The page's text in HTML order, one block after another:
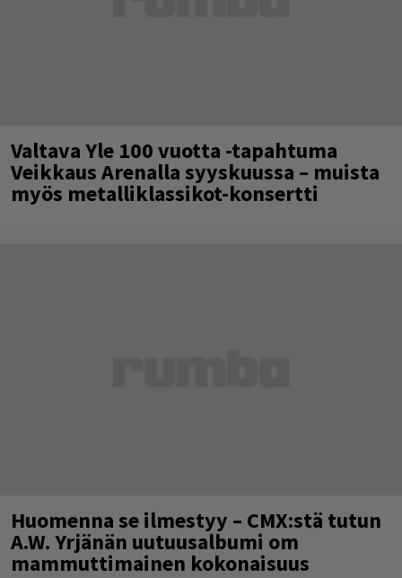
Valtava Yle 100 vuotta -tapahtuma
Veikkaus Arenalla syyskuussa – muista
myös metalliklassikot-konsertti
Huomenna se ilmestyy – CMX:stä tutun
A.W. Yrjänän uutuusalbumi om
mammuttimainen kokonaisuus